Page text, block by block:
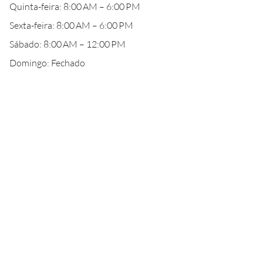
Quinta-feira: 8:00 AM – 6:00 PM
Sexta-feira: 8:00 AM – 6:00 PM
Sábado: 8:00 AM – 12:00 PM
Domingo: Fechado